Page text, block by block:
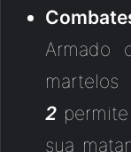
Armado
martelos
2
sua